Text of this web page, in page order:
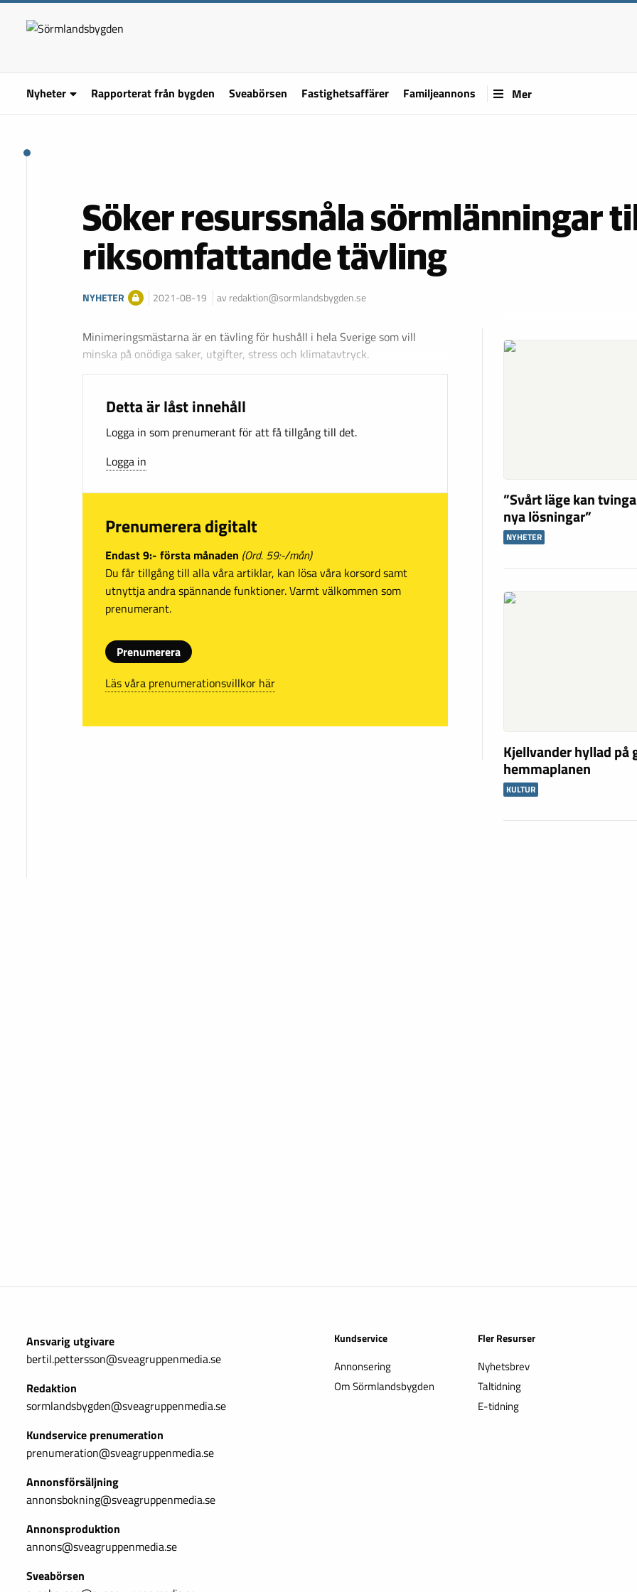
Nyheter Rapporterat från bygden Sveabörsen Fastighetsaffärer Familjeannons Mer
Söker resurssnåla sörmlänningar till
riksomfattande tävling
NYHETER 2021-08-19 av redaktion@sormlandsbygden.se
Minimeringsmästarna är en tävling för hushåll i hela Sverige som vill
minska på onödiga saker, utgifter, stress och klimatavtryck.
Detta är låst innehåll
Logga in som prenumerant för att få tillgång till det.
Logga in
Prenumerera digitalt
Endast 9:- första månaden (Ord. 59:-/mån)
Du får tillgång till alla våra artiklar, kan lösa våra korsord samt
utnyttja andra spännande funktioner. Varmt välkommen som
prenumerant.
Prenumerera
Läs våra prenumerationsvillkor här
”Svårt läge kan
nya lösningar”
NYHETER
Kjellvander hyllad på
hemmaplanen
KULTUR
Ansvarig utgivare
bertil.pettersson@sveagruppenmedia.se
Redaktion
sormlandsbygden@sveagruppenmedia.se
Kundservice prenumeration
prenumeration@sveagruppenmedia.se
Annonsförsäljning
annonsbokning@sveagruppenmedia.se
Annonsproduktion
annons@sveagruppenmedia.se
Sveabörsen
Kundservice
Annonsering
Om Sörmlandsbygden
Fler Resurser
Nyhetsbrev
Taltidning
E-tidning